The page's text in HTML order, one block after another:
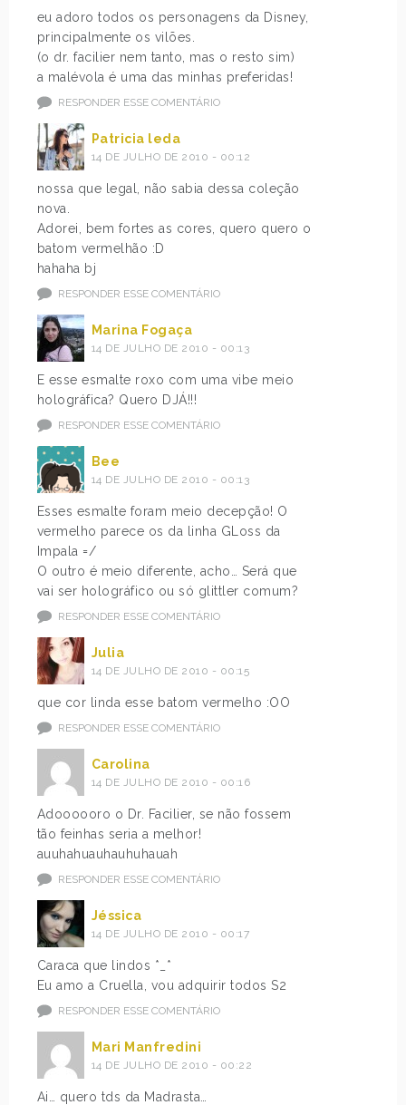
eu adoro todos os personagens da Disney,
principalmente os vilões.
(o dr. facilier nem tanto, mas o resto sim)
a malévola é uma das minhas preferidas!
RESPONDER ESSE COMENTÁRIO
Patricia leda
14 DE JULHO DE 2010 - 00:12
nossa que legal, não sabia dessa coleção
nova.
Adorei, bem fortes as cores, quero quero o
batom vermelhão :D
hahaha bj
RESPONDER ESSE COMENTÁRIO
Marina Fogaça
14 DE JULHO DE 2010 - 00:13
E esse esmalte roxo com uma vibe meio
holográfica? Quero DJÁ!!!
RESPONDER ESSE COMENTÁRIO
Bee
14 DE JULHO DE 2010 - 00:13
Esses esmalte foram meio decepção! O
vermelho parece os da linha GLoss da
Impala =/
O outro é meio diferente, acho… Será que
vai ser holográfico ou só glittler comum?
RESPONDER ESSE COMENTÁRIO
Julia
14 DE JULHO DE 2010 - 00:15
que cor linda esse batom vermelho :OO
RESPONDER ESSE COMENTÁRIO
Carolina
14 DE JULHO DE 2010 - 00:16
Adoooooro o Dr. Facilier, se não fossem
tão feinhas seria a melhor!
auuhahuauhauhuhauah
RESPONDER ESSE COMENTÁRIO
Jéssica
14 DE JULHO DE 2010 - 00:17
Caraca que lindos *_*
Eu amo a Cruella, vou adquirir todos S2
RESPONDER ESSE COMENTÁRIO
Mari Manfredini
14 DE JULHO DE 2010 - 00:22
Ai… quero tds da Madrasta…